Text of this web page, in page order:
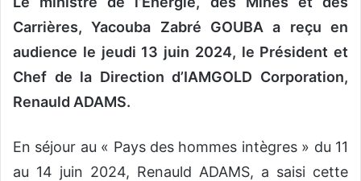
Carrières, Yacouba Zabré GOUBA a reçu en
audience le jeudi 13 juin 2024, le Président et
Chef de la Direction d’IAMGOLD Corporation,
Renauld ADAMS.
En séjour au « Pays des hommes intègres » du 11
au 14 juin 2024, Renauld ADAMS, a saisi cette